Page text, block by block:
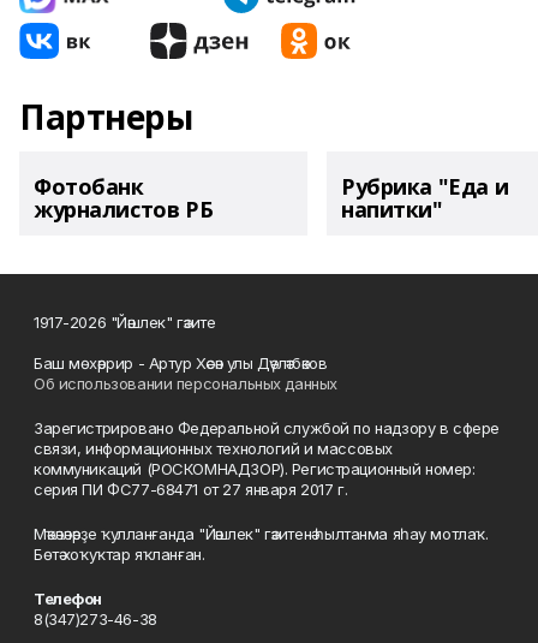
Партнеры
Фотобанк
журналистов РБ
Рубрика "Еда и
напитки"
1917-2026 "Йәшлек" гәзите
Баш мөхәррир - Артур Хәсән улы Дәүләтбәков
Об использовании персональных данных
Зарегистрировано Федеральной службой по надзору в сфере
связи, информационных технологий и массовых
коммуникаций (РОСКОМНАДЗОР). Регистрационный номер:
серия ПИ ФС77-68471 от 27 января 2017 г.
Мәҡәләләрҙе ҡулланғанда "Йәшлек" гәзитенә һылтанма яһау мотлаҡ.
Бөтә хоҡуҡтар яҡланған.
Телефон
8(347)273-46-38